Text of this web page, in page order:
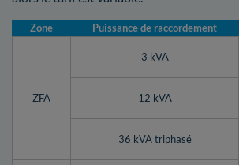
Zone Puissance de raccordement
ZFA
3 kVA
12 kVA
36 kVA triphasé